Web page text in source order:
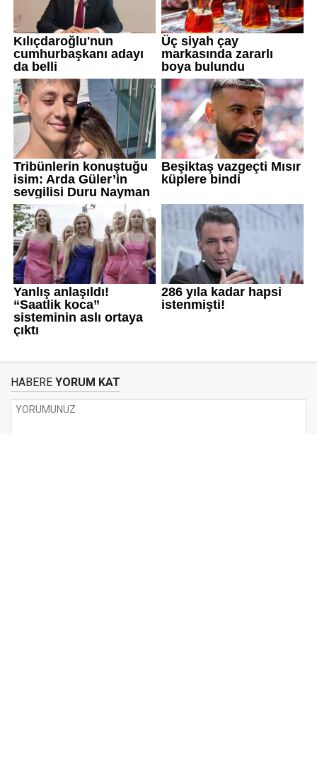
HABERE YORUM KAT